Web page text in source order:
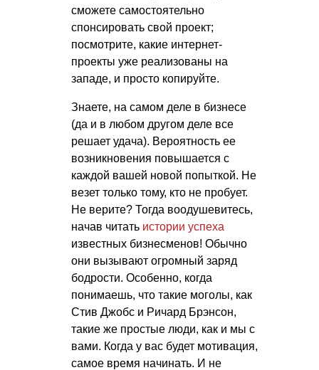
сможете самостоятельно
спонсировать свой проект;
посмотрите, какие интернет-
проекты уже реализованы на
западе, и просто копируйте.
Знаете, на самом деле в бизнесе
(да и в любом другом деле все
решает удача). Вероятность ее
возникновения повышается с
каждой вашей новой попыткой. Не
везет только тому, кто не пробует.
Не верите? Тогда воодушевитесь,
начав читать истории успеха
известных бизнесменов! Обычно
они вызывают огромный заряд
бодрости. Особенно, когда
понимаешь, что такие моголы, как
Стив Джобс и Ричард Брэнсон,
такие же простые люди, как и мы с
вами. Когда у вас будет мотивация,
самое время начинать. И не